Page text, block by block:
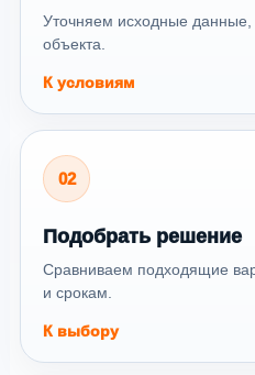
Уточняем исходные данные,
объекта.
К условиям
02
Подобрать решение
Сравниваем подходящие
и срокам.
К выбору